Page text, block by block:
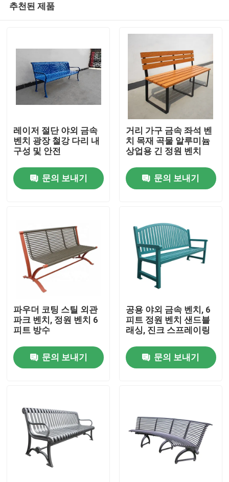
집
우리 에 관한 것
공장 투어
품질 관리
저희와 연락
인용 을 요청 하십시오
야외 금속 벤치
추천된 제품
레이저 절단 야외 금속
벤치 광장 철강 다리 내
구성 및 안전
문의 보내기
거리 가구 금속 좌석 벤
치 목재 곡물 알루미늄
상업용 긴 정원 벤치
문의 보내기
파우더 코팅 스틸 외관
파크 벤치, 정원 벤치 6
피트 방수
문의 보내기
공용 야외 금속 벤치, 6
피트 정원 벤치 샌드블
래싱, 진크 스프레이링
문의 보내기